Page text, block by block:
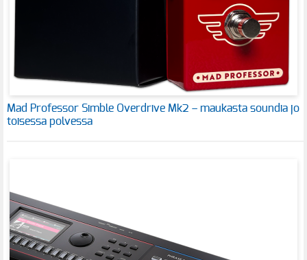
Mad Professor Simble Overdrive Mk2 – maukasta soundia jo
toisessa polvessa